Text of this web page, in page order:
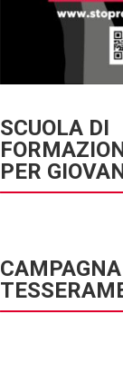
SCUOLA DI
PER
CAMPAGNA